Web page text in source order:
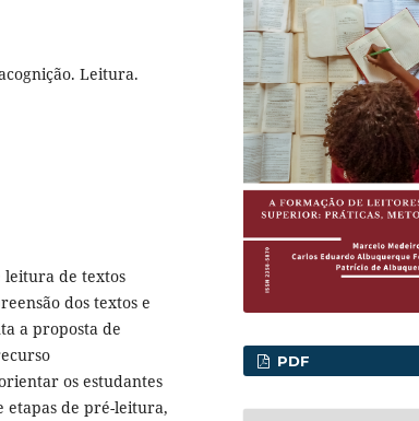
Leitura.
leitura de textos
dos textos e
a proposta de
os estudantes
etapas de pré-leitura,
PDF